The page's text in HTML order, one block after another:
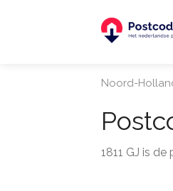
Noord-
1811 GJ is